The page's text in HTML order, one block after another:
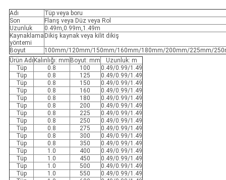
Adı
Tüp veya boru
Son
Flanş veya Düz veya Rol
Uzunluk
0.49m,0.99m,1.49m
Kaynaklama
yöntemi
Dikiş kaynak veya kilit dikiş
Boyut
100mm/120mm/150mm/160mm/180mm/200mm/225mm/
Ürün Adı Kalınlığı: mm Boyut: mm
Uzunluk: m
Tüp
0.8 100
0.49/0.99/1.49
Tüp
0.8 125
0.49/0.99/1.49
Tüp
0.8 150
0.49/0.99/1.49
Tüp
0.8 160
0.49/0.99/1.49
Tüp
0.8 180
0.49/0.99/1.49
Tüp
0.8 200
0.49/0.99/1.49
Tüp
0.8 225
0.49/0.99/1.49
Tüp
0.8 250
0.49/0.99/1.49
Tüp
0.8 275
0.49/0.99/1.49
Tüp
0.8 300
0.49/0.99/1.49
Tüp
0.8 350
0.49/0.99/1.49
Tüp
1.0 400
0.49/0.99/1.49
Tüp
1.0 450
0.49/0.99/1.49
Tüp
1.0 500
0.49/0.99/1.49
Tüp
1.0 550
0.49/0.99/1.49